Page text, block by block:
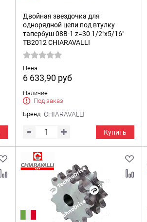
Двойная звездочка для
однорядной цепи под втулку
тапербуш 08B-1 z=30 1/2"x5/16"
TB2012 CHIARAVALLI
Цена
6 633,90 руб
Наличие
Под заказ
Бренд CHIARAVALLI
Купить